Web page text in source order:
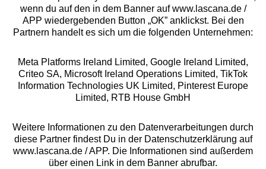
10%
Rabatt
Jetzt zum Newsletter anmelden und 10% Rabatt
sichern!
Jetzt anmelden
wenn du auf den in dem Banner auf www.lascana.de /
APP wiedergebenden Button „OK” anklickst. Bei den
Partnern handelt es sich um die folgenden Unternehmen:
Meta Platforms Ireland Limited, Google Ireland Limited,
Criteo SA, Microsoft Ireland Operations Limited, TikTok
Information Technologies UK Limited, Pinterest Europe
Limited, RTB House GmbH
Weitere Informationen zu den Datenverarbeitungen durch
diese Partner findest Du in der Datenschutzerklärung auf
www.lascana.de / APP. Die Informationen sind außerdem
über einen Link in dem Banner abrufbar.